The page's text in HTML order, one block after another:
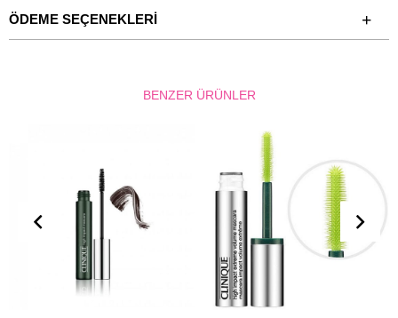
ÖDEME SEÇENEKLERI
BENZER ÜRÜNLER